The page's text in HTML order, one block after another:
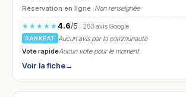
Réservation en ligne :Non renseignée
★★★★★4.6/5· 263 avis Google
RANKEAT
Aucun avis par la communauté
Vote rapideAucun vote pour le moment
Voir la fiche→